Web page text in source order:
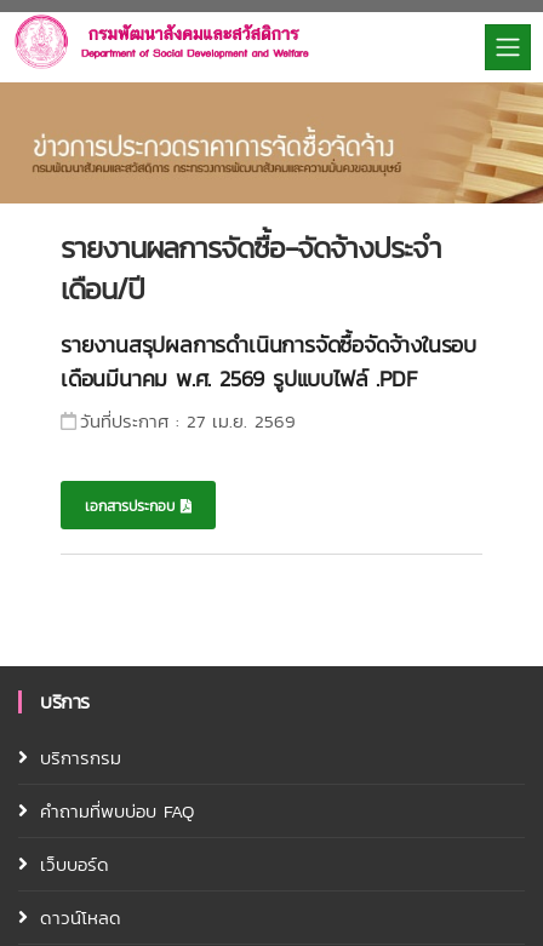
รายงานผลการจัดซื้อ-จัดจ้างประจำ
เดือน/ปี
รายงานสรุปผลการดำเนินการจัดซื้อจัดจ้างในรอบ
เดือนมีนาคม พ.ศ. 2569 รูปแบบไฟล์ .PDF
วันที่ประกาศ : 27 เม.ย. 2569
เอกสารประกอบ
บริการ
บริการกรม
คำถามที่พบบ่อบ FAQ
เว็บบอร์ด
ดาวน์โหลด